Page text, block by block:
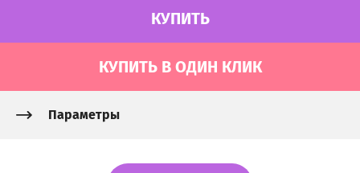
КУПИТЬ
КУПИТЬ В ОДИН КЛИК
Параметры